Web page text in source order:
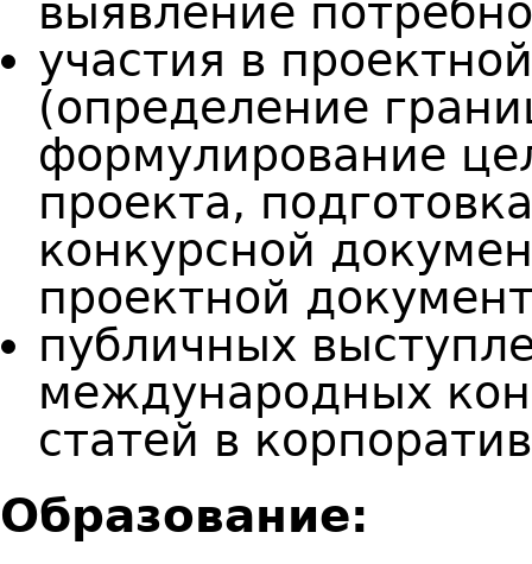
выявление
участия в
(определение
формулирование
проекта,
конкурсной
проектной
публичных
международных
статей в
Образование: